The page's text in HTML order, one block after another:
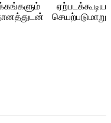
ஏற்படக்கூடிய
செயற்படுமாறு